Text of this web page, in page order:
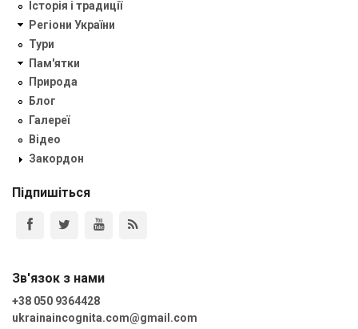
Історія і традиції
Регіони України
Тури
Пам'ятки
Природа
Блог
Галереї
Відео
Закордон
Підпишіться
Зв'язок з нами
+38 050 9364428
ukrainaincognita.com@gmail.com